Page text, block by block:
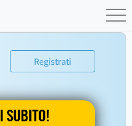
Registrati
SUBITO!